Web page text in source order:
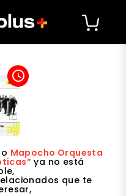
access_time
Mapocho Orquesta
ya no está
que te